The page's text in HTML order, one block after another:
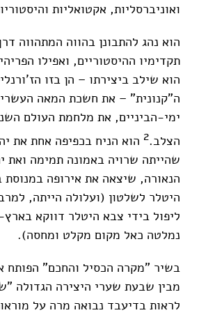
ואוניברסליות, אקטואליות
הוא נהג להתבונן בהווה המתהווה
תקדימיו ההיסטוריים, ואפילו
הוא שילב ביצירתו – הן בזו
ה"קנונית" – את חשכת המאה
ימי-הביניים, את מלחמת העולם
הצלב.2 הוא הניח בכפיפה אחת את
שהייתה שרויה באמונה תמימה ואת
הנאורה, שיצאה את אירופה במנוסת
היטלר לשלטון (ועלולה הייתה,
ליפול בידי צבא היטלר דווקא
נמלטה כאל מקום מקלט ומחסה).
בשיר "מקרה הכסיל והחכם" הפותח
מבין שבעת שערי היצירה הגדולה
לראות בדיעבד נבואה מרה על